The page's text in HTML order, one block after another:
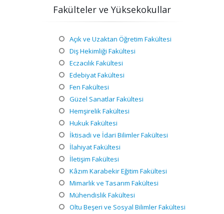
Fakülteler ve Yüksekokullar
Açık ve Uzaktan Öğretim Fakültesi
Diş Hekimliği Fakültesi
Eczacılık Fakültesi
Edebiyat Fakültesi
Fen Fakültesi
Güzel Sanatlar Fakültesi
Hemşirelik Fakültesi
Hukuk Fakültesi
İktisadi ve İdari Bilimler Fakültesi
İlahiyat Fakültesi
İletişim Fakültesi
Kâzım Karabekir Eğitim Fakültesi
Mimarlık ve Tasarım Fakültesi
Mühendislik Fakültesi
Oltu Beşeri ve Sosyal Bilimler Fakültesi